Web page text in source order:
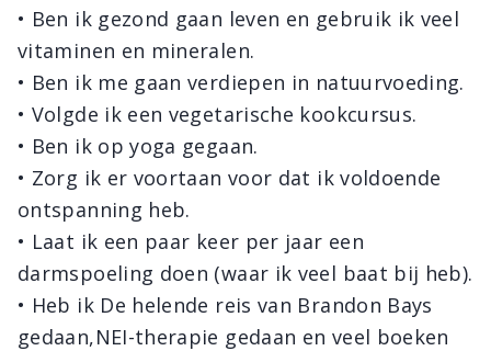
• Ben ik gezond gaan leven en gebruik ik veel
vitaminen en mineralen.
• Ben ik me gaan verdiepen in natuurvoeding.
• Volgde ik een vegetarische kookcursus.
• Ben ik op yoga gegaan.
• Zorg ik er voortaan voor dat ik voldoende
ontspanning heb.
• Laat ik een paar keer per jaar een
darmspoeling doen (waar ik veel baat bij heb).
• Heb ik De helende reis van Brandon Bays
gedaan,NEI-therapie gedaan en veel boeken